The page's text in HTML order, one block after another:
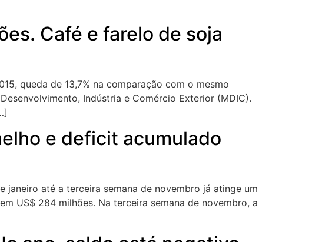
Café e farelo de soja
queda de 13,7% na comparação com o mesmo
Indústria e Comércio Exterior (MDIC).
e deficit acumulado
até a terceira semana de novembro já atinge um
US$ 284 milhões. Na terceira semana de novembro, a